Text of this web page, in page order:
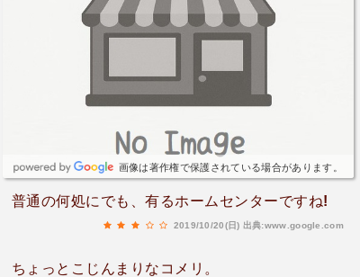
画像は著作権で保護されている場合があります。
普通の何処にでも、有るホームセンターですね!
2019/10/20(日) 出典:www.google.com
ちょっとこじんまりなコメリ。